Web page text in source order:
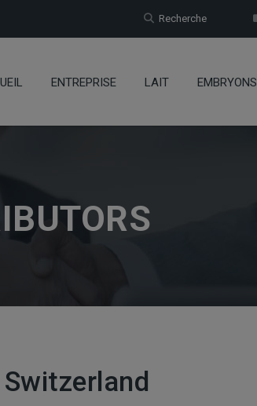
Recherche
ENTREPRISE LAIT EMBRYONS
Switzerland